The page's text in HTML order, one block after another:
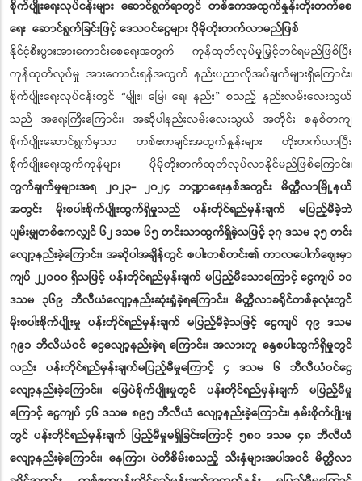
စိုက်ပျိုးရေးလုပ်ငန်းများ ဆောင်ရွက်ရာတွင် တစ်ဧကအထွက်နှုန်းတိုးတက်စေ
ရေး ဆောင်ရွက်ခြင်းဖြင့် ဒေသဝင်ငွေများ ပိုမိုတိုးတက်လာမည်ဖြစ်
နိုင်ငံ့စီးပွားအားကောင်းစေရေးအတွက် ကုန်ထုတ်လုပ်မှုမြှင့်တင်ရမည်ဖြစ်ပြီး
ကုန်ထုတ်လုပ်မှု အားကောင်းရန်အတွက် နည်းပညာလိုအပ်ချက်များရှိကြောင်း၊
စိုက်ပျိုးရေးလုပ်ငန်းတွင် “မျိုး၊ မြေ၊ ရေ၊ နည်း” စသည့် နည်းလမ်းလေးသွယ်
သည် အရေးကြီးကြောင်း၊ အဆိုပါနည်းလမ်းလေးသွယ် အတိုင်း စနစ်တကျ
စိုက်ပျိုးဆောင်ရွက်မှသာ တစ်ဧကချင်းအထွက်နှုန်းများ တိုးတက်လာပြီး
စိုက်ပျိုးရေးထွက်ကုန်များ ပိုမိုတိုးတက်ထုတ်လုပ်လာနိုင်မည်ဖြစ်ကြောင်း၊
တွက်ချက်မှုများအရ
၂၀၂၃- ၂၀၂၄ ဘဏ္ဍာရေးနှစ်အတွင်း မိတ္ထီလာမြို့နယ်
အတွင်း မိုးစပါးစိုက်ပျိုးထွက်ရှိမှုသည် ပန်းတိုင်ရည်မှန်းချက် မပြည့်မီခဲ့ဘဲ
ပျမ်းမျှတစ်ဧကလျှင် ၆၂ ဒသမ ၆၅ တင်းသာထွက်ရှိခဲ့သဖြင့် ၃၇ ဒသမ ၃၅ တင်း
လျော့နည်းခဲ့ကြောင်း၊ အဆိုပါအချိန်တွင် စပါးတစ်တင်း၏ ကာလပေါက်ဈေးမှာ
ကျပ် ၂၂၀၀၀ ရှိသဖြင့် ပန်းတိုင်ရည်မှန်းချက် မပြည့်မီသောကြောင့် ငွေကျပ် ၁၀
ဒသမ ၃၆၉ ဘီလီယံလျော့နည်းဆုံးရှုံခဲ့ရကြောင်း၊ မိတ္ထီလာခရိုင်တစ်ခုလုံးတွင်
မိုးစပါးစိုက်ပျိုးမှု ပန်းတိုင်ရည်မှန်းချက် မပြည့်မီခဲ့သဖြင့် ငွေကျပ် ၇၉ ဒသမ
၇၉၁ ဘီလီယံဝင် ငွေလျော့နည်းခဲ့ရ ကြောင်း၊ အလားတူ နွေစပါးထွက်ရှိမှုတွင်
လည်း ပန်းတိုင်ရည်မှန်းချက်မပြည့်မီမှုကြောင့် ၄ ဒသမ ၆ ဘီလီယံဝင်ငွေ
လျော့နည်းခဲ့ကြောင်း၊ မြေပဲစိုက်ပျိုးမှုတွင် ပန်းတိုင်ရည်မှန်းချက် မပြည့်မီမှု
ကြောင့် ငွေကျပ် ၄၆ ဒသမ ၈၉၅ ဘီလီယံ လျော့နည်းခဲ့ကြောင်း၊ နှမ်းစိုက်ပျိုးမှု
တွင် ပန်းတိုင်ရည်မှန်းချက် ပြည့်မီမှုမရှိခြင်းကြောင့် ၅၈၀ ဒသမ ၄၈ ဘီလီယံ
လျော့နည်းခဲ့ကြောင်း၊ နေကြာ၊ ပဲတီစိမ်းစသည့် သီးနှံများအပါအဝင် မိတ္ထီလာ